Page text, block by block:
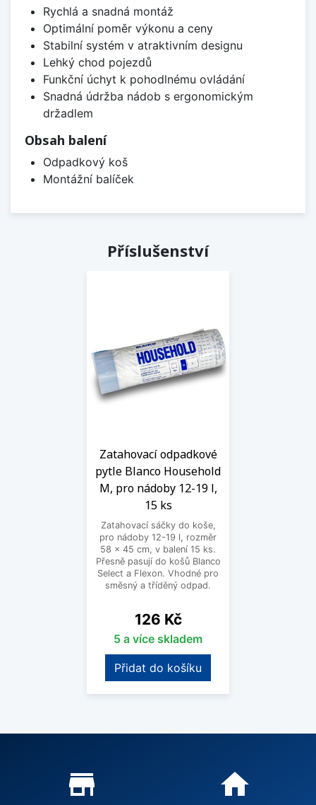
Rychlá a snadná montáž
Optimální poměr výkonu a ceny
Stabilní systém v atraktivním designu
Lehký chod pojezdů
Funkční úchyt k pohodlnému ovládání
Snadná údržba nádob s ergonomickým
držadlem
Obsah balení
Odpadkový koš
Montážní balíček
Příslušenství
Zatahovací odpadkové
pytle Blanco Household
M, pro nádoby 12-19 l,
15 ks
Zatahovací sáčky do koše,
pro nádoby 12-19 l, rozměr
58 x 45 cm, v balení 15 ks.
Přesně pasují do košů Blanco
Select a Flexon. Vhodné pro
směsný a tříděný odpad.
Cena
126 Kč
5 a více skladem
Přidat do košíku
Proč nakupovat u nás?
store_mall_directory home